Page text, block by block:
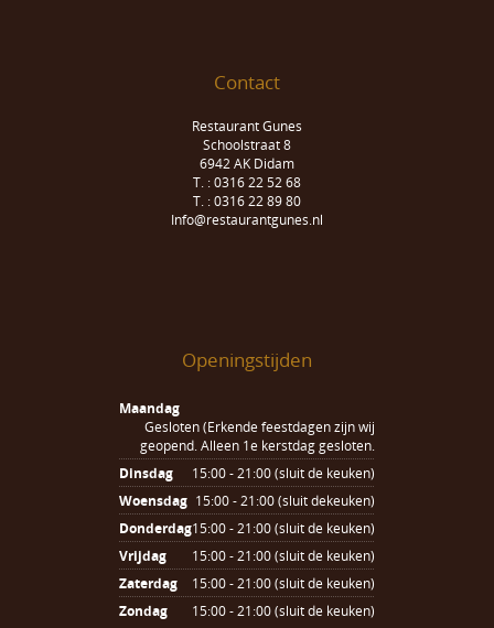
Contact
Restaurant Gunes
Schoolstraat 8
6942 AK Didam
T. : 0316 22 52 68
T. : 0316 22 89 80
Info@restaurantgunes.nl
Openingstijden
Maandag
Gesloten (Erkende feestdagen zijn wij
geopend. Alleen 1e kerstdag gesloten.
Dinsdag
15:00 - 21:00 (sluit de keuken)
Woensdag 15:00 - 21:00 (sluit dekeuken)
Donderdag15:00 - 21:00 (sluit de keuken)
Vrijdag
15:00 - 21:00 (sluit de keuken)
Zaterdag
15:00 - 21:00 (sluit de keuken)
Zondag
15:00 - 21:00 (sluit de keuken)